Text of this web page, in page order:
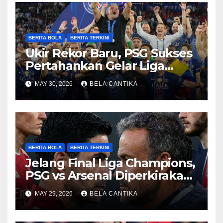
BERITA BOLA BERITA TERKINI
Ukir Rekor Baru, PSG Sukses
Pertahankan Gelar Liga
Champions
MAY 30, 2026 BELA CANTIKA
BERITA BOLA BERITA TERKINI
Jelang Final Liga Champions,
PSG vs Arsenal Diperkirakan
Sengit
MAY 29, 2026 BELA CANTIKA